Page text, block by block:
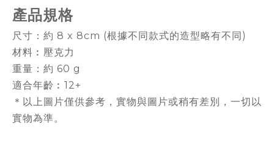
產品規格
尺寸：約 8 x 8cm (根據不同款式的造型略有不同)
材料︰壓克力
重量：約 60 g
適合年齡︰12+
＊以上圖片僅供參考，實物與圖片或稍有差別，一切以
實物為準。